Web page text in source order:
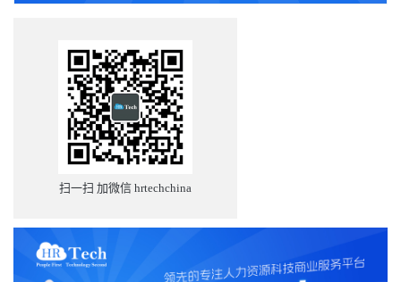
扫一扫 加微信 hrtechchina